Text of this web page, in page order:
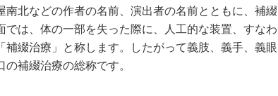
北などの作者の名前、演出者の名前とともに、補綴
は、体の一部を失った際に、人工的な装置、すなわ
綴治療」と称します。したがって義肢、義手、義眼
補綴治療の総称です。